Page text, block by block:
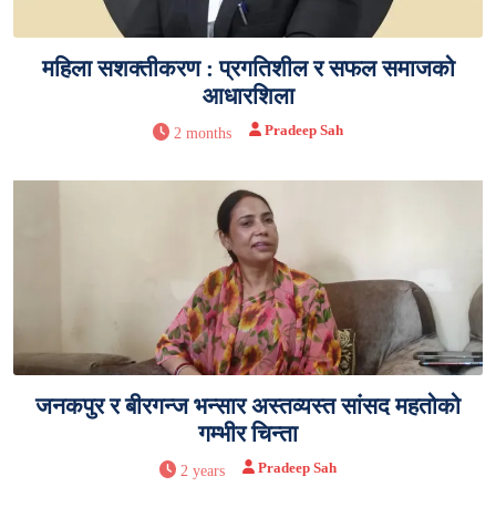
महिला सशक्तीकरण : प्रगतिशील र सफल समाजको
आधारशिला
2 months Pradeep Sah
जनकपुर र बीरगन्ज भन्सार अस्तव्यस्त सांसद महतोको
गम्भीर चिन्ता
2 years Pradeep Sah